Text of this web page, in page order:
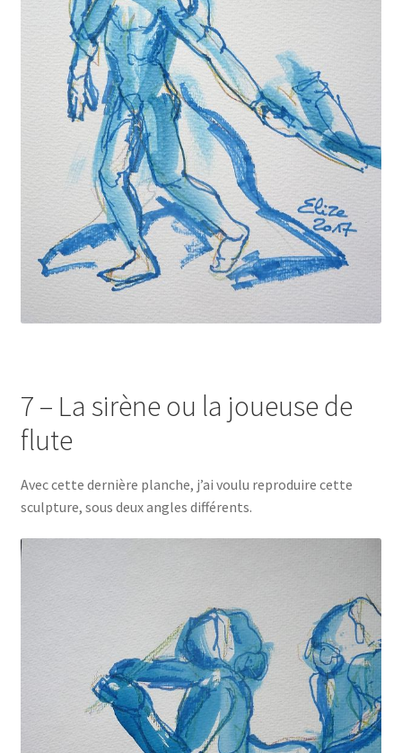
7 – La sirène ou la joueuse de
flute
Avec cette dernière planche, j’ai voulu reproduire cette
sculpture, sous deux angles différents.